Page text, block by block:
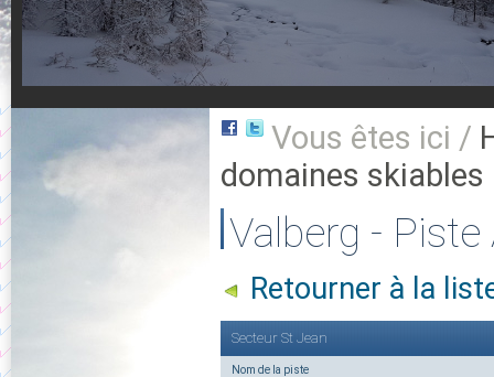
Vous êtes ici /
domaines skiables
Valberg -
Retourner à la
Secteur St Jean
Nom de la piste